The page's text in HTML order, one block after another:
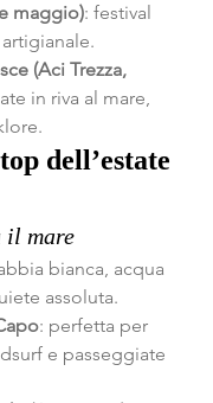
maggio): festival
(Aci Trezza,
in riva al mare,
dell’estate
il mare
bianca, acqua
assoluta.
: perfetta per
e passeggiate